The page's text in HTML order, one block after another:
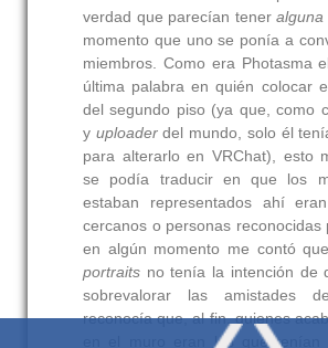
verdad que parecían teneralguna
momento que uno se ponía a
miembros. Como era Photasma
última palabra en quién colocar
del segundo piso (ya que, como
y uploaderdel mundo, solo él
para alterarlo en VRChat), esto
se podía traducir en que los
estaban representados ahí
cercanos o personas reconocidas
en algún momento me contó
portraits no tenía la intención de
sobrevalorar las amistades
reconocía que, al fin, quienes
en el muro eran los que tenían